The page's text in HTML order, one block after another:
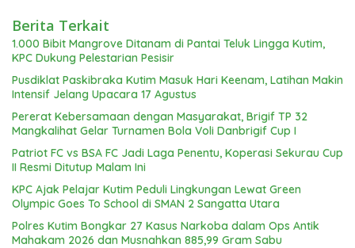
Berita Terkait
1.000 Bibit Mangrove Ditanam di Pantai Teluk Lingga Kutim,
KPC Dukung Pelestarian Pesisir
Pusdiklat Paskibraka Kutim Masuk Hari Keenam, Latihan Makin
Intensif Jelang Upacara 17 Agustus
Pererat Kebersamaan dengan Masyarakat, Brigif TP 32
Mangkalihat Gelar Turnamen Bola Voli Danbrigif Cup I
Patriot FC vs BSA FC Jadi Laga Penentu, Koperasi Sekurau Cup
II Resmi Ditutup Malam Ini
KPC Ajak Pelajar Kutim Peduli Lingkungan Lewat Green
Olympic Goes To School di SMAN 2 Sangatta Utara
Polres Kutim Bongkar 27 Kasus Narkoba dalam Ops Antik
Mahakam 2026 dan Musnahkan 885,99 Gram Sabu